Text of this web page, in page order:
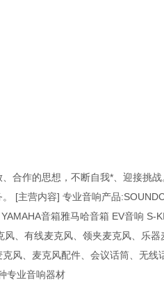
合作的思想，不断自我*、迎接挑
[主营内容] 专业音响产品
音箱雅马哈音箱 EV音响
、有线麦克风、领夹麦克风、乐
风、麦克风配件、会议话筒、无
专业音响器材